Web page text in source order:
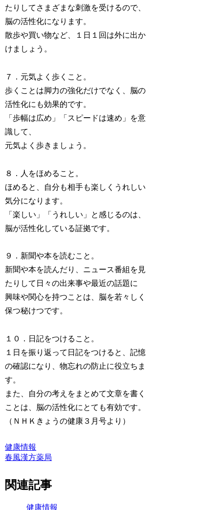
たりしてさまざまな刺激を受けるので、
脳の活性化になります。
散歩や買い物など、１日１回は外に出か
けましょう。
７．元気よく歩くこと。
歩くことは脚力の強化だけでなく、脳の
活性化にも効果的です。
「歩幅は広め」「スピードは速め」を意
識して、
元気よく歩きましょう。
８．人をほめること。
ほめると、自分も相手も楽しくうれしい
気分になります。
「楽しい」「うれしい」と感じるのは、
脳が活性化している証拠です。
９．新聞や本を読むこと。
新聞や本を読んだり、ニュース番組を見
たりして日々の出来事や最近の話題に
興味や関心を持つことは、脳を若々しく
保つ秘けつです。
１０．日記をつけること。
１日を振り返って日記をつけると、記憶
の確認になり、物忘れの防止に役立ちま
す。
また、自分の考えをまとめて文章を書く
ことは、脳の活性化にとても有効です。
（ＮＨＫきょうの健康３月号より）
健康情報
春風漢方薬局
関連記事
健康情報